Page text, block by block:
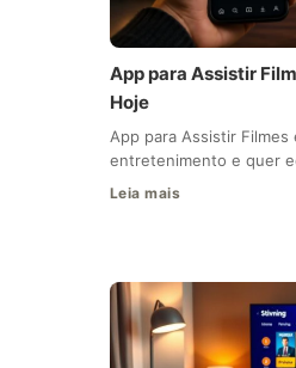
App para Assistir
Hoje
App para Assistir Filmes
entretenimento e quer
Leia mais